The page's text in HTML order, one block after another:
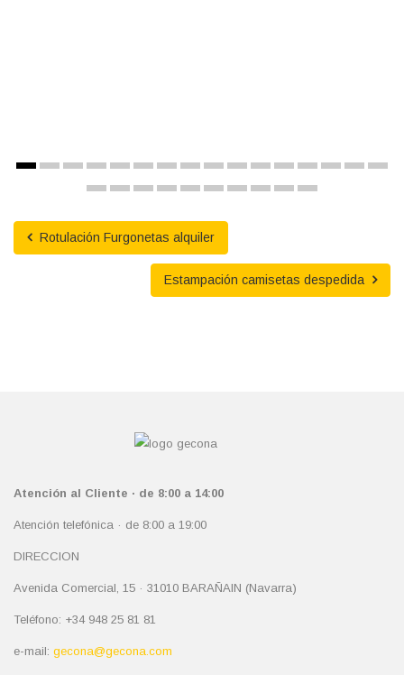
Rotulación Furgonetas alquiler
Estampación camisetas despedida
Atención al Cliente · de 8:00 a 14:00
Atención telefónica · de 8:00 a 19:00
DIRECCION
Avenida Comercial, 15 · 31010 BARAÑAIN (Navarra)
Teléfono: +34 948 25 81 81
e-mail: gecona@gecona.com